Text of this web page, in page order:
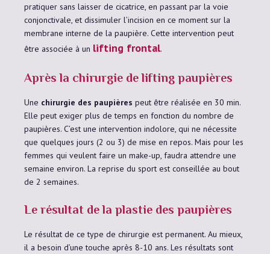
pratiquer sans laisser de cicatrice, en passant par la voie
conjonctivale, et dissimuler l’incision en ce moment sur la
membrane interne de la paupière. Cette intervention peut
être associée à un lifting frontal.
Après la chirurgie de lifting paupières
Une chirurgie des paupières peut être réalisée en 30 min.
Elle peut exiger plus de temps en fonction du nombre de
paupières. C’est une intervention indolore, qui ne nécessite
que quelques jours (2 ou 3) de mise en repos. Mais pour les
femmes qui veulent faire un make-up, faudra attendre une
semaine environ. La reprise du sport est conseillée au bout
de 2 semaines.
Le résultat de la plastie des paupières
Le résultat de ce type de chirurgie est permanent. Au mieux,
il a besoin d’une touche après 8-10 ans. Les résultats sont